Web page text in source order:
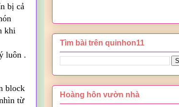
bị cả
khi
luôn .
block
từ
Tìm bài trên quinhon11
Hoàng hôn vườn nhà